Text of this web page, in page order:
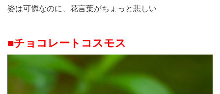
姿は可憐なのに、花言葉がちょっと悲しい
■チョコレートコスモス